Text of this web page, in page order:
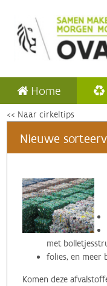
Home
<< Naar cirkeltips
Nieuwe
met
folies, en meer
Komen deze